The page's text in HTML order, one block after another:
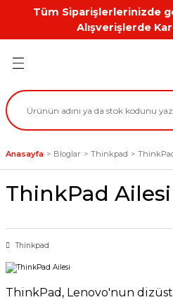
Tüm Siparişlerlerinizde
Alışverişlerde
Geri Dön
Geri Dön
Geri Dön
Geri Dön
Geri Dön
Geri Dön
Kılıf
Anasayfa Bloglar Thinkpad
ThinkPad Ailesi
Thinkpad
ThinkPad, Lenovo'nun